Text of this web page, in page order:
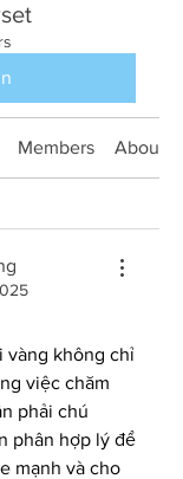
Members About
vàng không chỉ
việc chăm
phải chú
phân hợp lý để
mạnh và cho